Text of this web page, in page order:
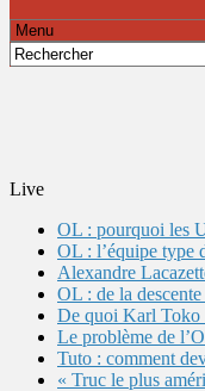
Live
OL : pourquoi les
OL : l’équipe type
Alexandre
OL : de la
De quoi Karl Toko
Le problème de
Tuto : comment
« Truc le plus